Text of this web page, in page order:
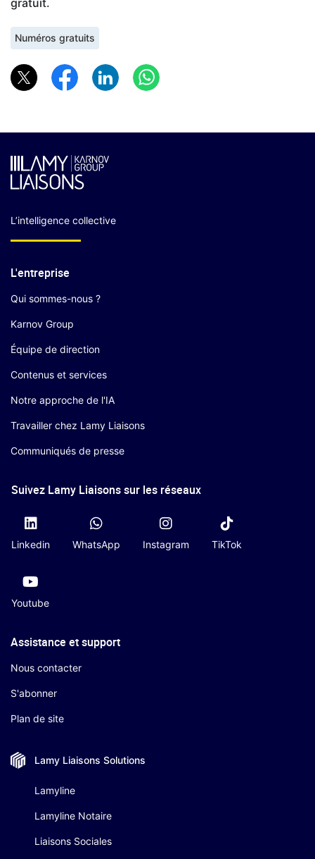
Numéros gratuits
L’intelligence collective
L'entreprise
Qui sommes-nous ?
Karnov Group
Équipe de direction
Contenus et services
Notre approche de l'IA
Travailler chez Lamy Liaisons
Communiqués de presse
Suivez Lamy Liaisons sur les réseaux
Linkedin WhatsApp Instagram TikTok
Youtube
Assistance et support
Nous contacter
S'abonner
Plan de site
Lamy Liaisons Solutions
Lamyline
Lamyline Notaire
Liaisons Sociales